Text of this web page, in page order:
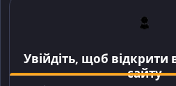
Увійдіть, щоб відкрити
сайту